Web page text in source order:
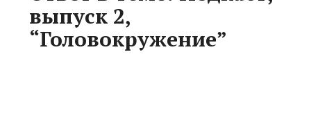
выпуск 2,
“Головокружение”